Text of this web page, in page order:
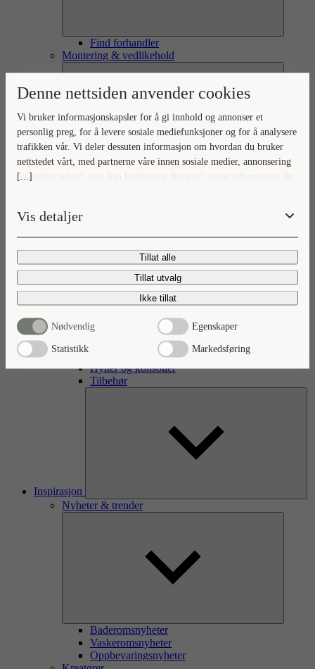
Denne nettsiden anvender cookies
[...]
Vi bruker informasjonskapsler for å gi innhold og annonser et
personlig preg, for å levere sosiale mediefunksjoner og for å analysere
trafikken vår. Vi deler dessuten informasjon om hvordan du bruker
nettstedet vårt, med partnerne våre innen sosiale medier, annonsering
og analysearbeid, som kan kombinere den med annen informasjon du
Vis detaljer
Tillat alle
Tillat utvalg
Ikke tillat
Nødvendig Egenskaper
Statistikk Markedsføring
Find forhandler
Montering & vedlikehold
Håndtak, knotter og push-funksjon
Oppvaskkum eller oppvask-/tvaskekum
Hyller og konsoller
Tilbehør
Inspirasjon
Nyheter & trender
Baderomsnyheter
Vaskeromsnyheter
Oppbevaringsnyheter